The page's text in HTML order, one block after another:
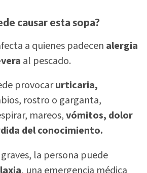
causar esta sopa?
a quienes padecen alergia
al pescado.
provocarurticaria,
rostro o garganta,
mareos,vómitos, dolor
del conocimiento.
la persona puede